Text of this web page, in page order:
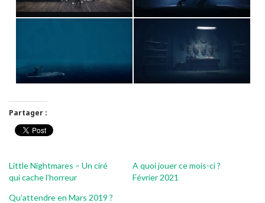
Partager :
Little Nightmares – Un ciré
qui cache l’horreur
A quoi jouer ce mois-ci ?
Février 2021
Qu’attendre en Mars 2019 ?